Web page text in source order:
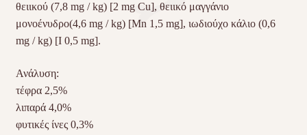
θειικού (7,8 mg / kg) [2 mg Cu], θειικό μαγγάνιο
μονοένυδρο(4,6 mg / kg) [Mn 1,5 mg], ιωδιούχο κάλιο (0,6
mg / kg) [Ι 0,5 mg].
Ανάλυση:
τέφρα 2,5%
λιπαρά 4,0%
φυτικές ίνες 0,3%